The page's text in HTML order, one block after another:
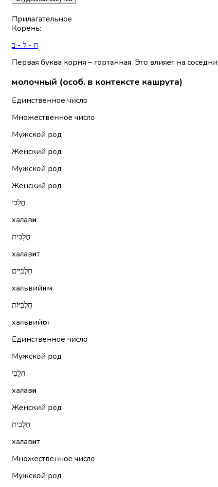
Прилагательное
Корень:
ח - ל - ב
Первая буква корня – гортанная. Это влияет на
молочный (особ. в контексте кашрута)
Единственное число
Множественное число
Мужской род
Женский род
Мужской род
Женский род
חֲלָבִי
халави
חֲלָבִית
халавит
חַלְבִיִּים
хальвийим
חַלְבִיּוֹת
хальвийот
Единственное число
Мужской род
חֲלָבִי
халави
Женский род
חֲלָבִית
халавит
Множественное число
Мужской род